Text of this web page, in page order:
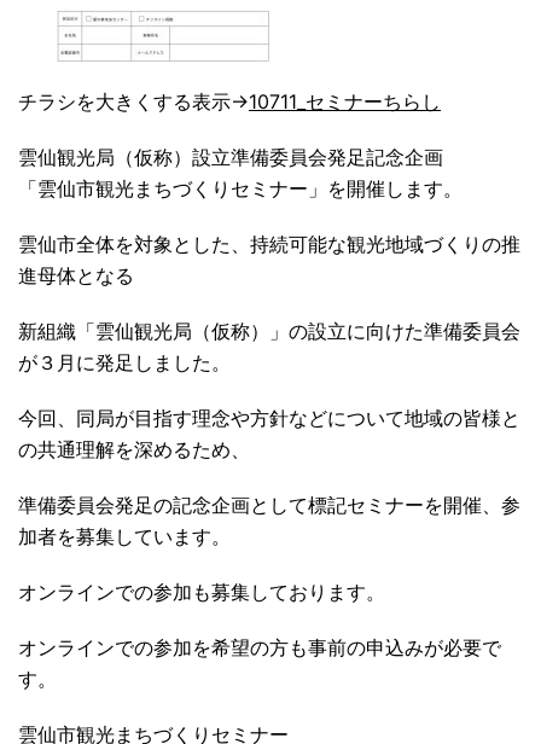
チラシを大きくする表示→10711_セミナーちらし
雲仙観光局（仮称）設立準備委員会発足記念企画
「雲仙市観光まちづくりセミナー」を開催します。
雲仙市全体を対象とした、持続可能な観光地域づくりの推
進母体となる
新組織「雲仙観光局（仮称）」の設立に向けた準備委員会
が３月に発足しました。
今回、同局が目指す理念や方針などについて地域の皆様と
の共通理解を深めるため、
準備委員会発足の記念企画として標記セミナーを開催、参
加者を募集しています。
オンラインでの参加も募集しております。
オンラインでの参加を希望の方も事前の申込みが必要で
す。
雲仙市観光まちづくりセミナー